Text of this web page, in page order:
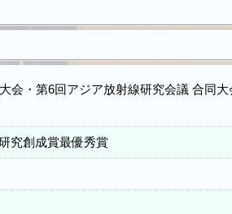
会・第6回アジア放射線研究会議 合同
究創成賞最優秀賞